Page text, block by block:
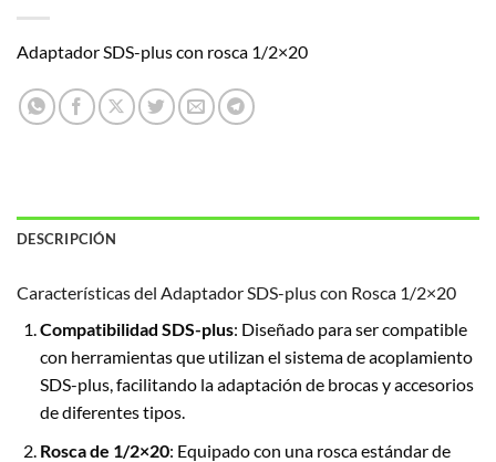
Adaptador SDS-plus con rosca 1/2×20
DESCRIPCIÓN
Características del Adaptador SDS-plus con Rosca 1/2×20
Compatibilidad SDS-plus: Diseñado para ser compatible
con herramientas que utilizan el sistema de acoplamiento
SDS-plus, facilitando la adaptación de brocas y accesorios
de diferentes tipos.
Rosca de 1/2×20: Equipado con una rosca estándar de